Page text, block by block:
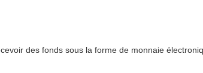
des fonds sous la forme de monnaie